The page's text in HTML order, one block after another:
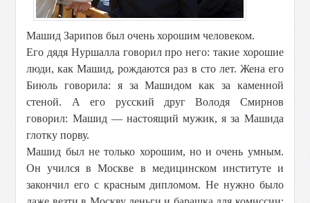
Машид Зарипов был очень хорошим человеком.
Его дядя Нуршалла говорил про него: такие хорошие
люди, как Машид, рождаются раз в сто лет. Жена его
Биюль говорила: я за Машидом как за каменной
стеной. А его русский друг Володя Смирнов
говорил: Машид — настоящий мужик, я за Машида
глотку порву.
Машид был не только хорошим, но и очень умным.
Он учился в Москве в медицинском институте и
закончил его с красным дипломом. Не нужно было